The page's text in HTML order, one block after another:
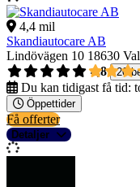
4,4 mil
Skandiautocare AB
Lindövägen 10 18630
4,8
20
Du kan tidigast få tid:
Öppettider
Få offerter
Detaljer